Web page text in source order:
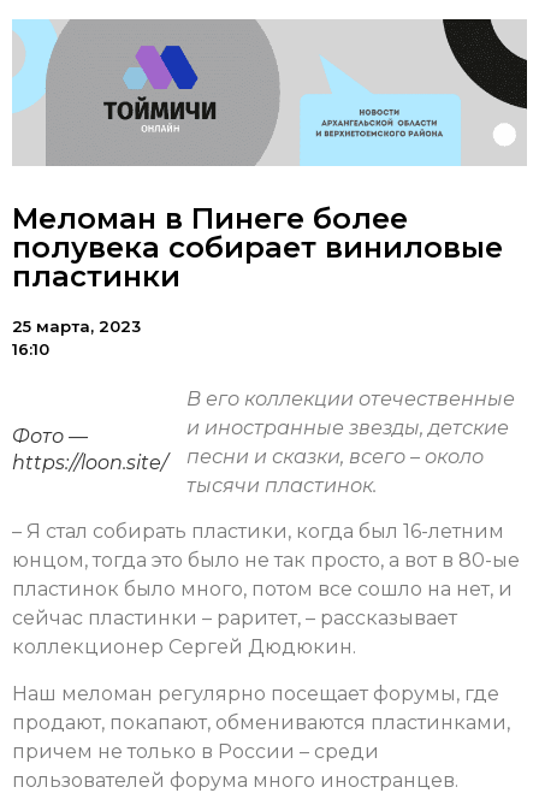
Меломан в Пинеге более
полувека собирает виниловые
пластинки
25 марта, 2023
16:10
Фото —
https://loon.site/
В его коллекции отечественные
и иностранные звезды, детские
песни и сказки, всего – около
тысячи пластинок.
– Я стал собирать пластики, когда был 16-летним
юнцом, тогда это было не так просто, а вот в 80-ые
пластинок было много, потом все сошло на нет, и
сейчас пластинки – раритет, – рассказывает
коллекционер Сергей Дюдюкин.
Наш меломан регулярно посещает форумы, где
продают, покапают, обмениваются пластинками,
причем не только в России – среди
пользователей форума много иностранцев.